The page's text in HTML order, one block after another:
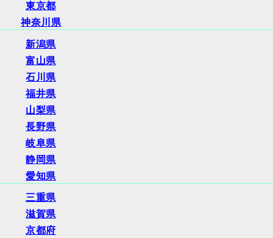
東京都
神奈川県
新潟県
富山県
石川県
福井県
山梨県
長野県
岐阜県
静岡県
愛知県
三重県
滋賀県
京都府